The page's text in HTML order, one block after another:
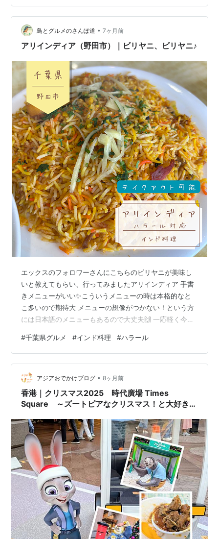
にある鵝頸熟食中心 Bowrington Road Cooked Food
Centre（ボーリントン・ロード・クックド・フード・…
鳥とグルメのさんぽ道 • 7ヶ月前
アリインディア（野田市）｜ビリヤニ、ビリヤニ♪
エックスのフォロワーさんにこちらのビリヤニが美味し
いと教えてもらい、行ってみましたアリインディア 手書
きメニューがいい✨こういうメニューの時は本格的なと
こ多いので期待大 メニューの想像がつかない！という方
には日本語のメニューもあるので大丈夫🙌 一応軽く今回
くださいね😃 ①チキンビリヤニ ビリヤニはカレーソー
スとバスマティライスの炊き込みごはん。世界三大炊き
込みご飯のひとつです ②マトンコルマ（羊肉のカレー）
コルマはインドの代表的なカレー（マイルド） マトンは
大人の羊肉（ラムは子羊） ③チキンマサラ（チキンカレ
ー） マサラはコルマよりスパイスが…
#千葉県グルメ #インド料理 #ハラール
アジアおでかけブログ • 8ヶ月前
香港｜クリスマス2025 時代廣場 Times
Square ～ズートピアなクリスマス！と大好きな